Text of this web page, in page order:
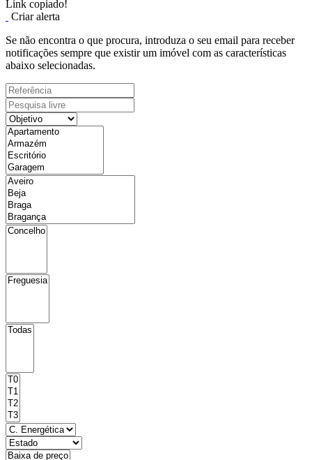
Link copiado!
Criar alerta
Se não encontra o que procura, introduza o seu email para receber
notificações sempre que existir um imóvel com as características
abaixo selecionadas.